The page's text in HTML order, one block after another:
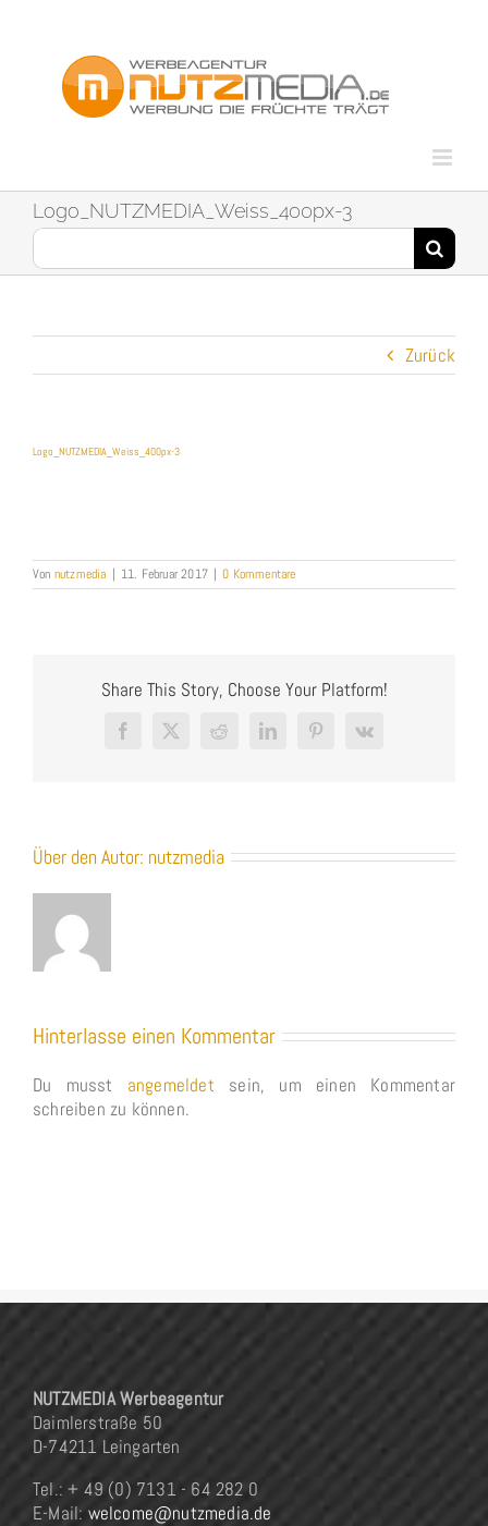
Logo_NUTZMEDIA_Weiss_400px-3
Suche
nach:
Zurück
Logo_NUTZMEDIA_Weiss_400px-3
Von nutzmedia | 11. Februar 2017 | 0 Kommentare
Share This Story, Choose Your Platform!
Facebook
X RedditLinkedInPinterest
Vk
Über den Autor: nutzmedia
Hinterlasse einen Kommentar
Du musst angemeldet sein, um einen Kommentar
schreiben zu können.
NUTZMEDIA Werbeagentur
Daimlerstraße 50
D-74211 Leingarten
Tel.: + 49 (0) 7131 - 64 282 0
E-Mail: welcome@nutzmedia.de